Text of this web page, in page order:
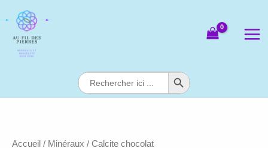
au
contenu
Search
for:
Search Button
Accueil / Minéraux / Calcite chocolat